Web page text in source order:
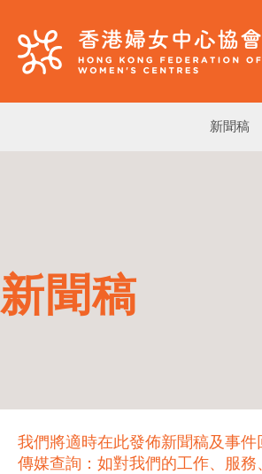
新聞稿
新聞稿
我們將適時在此發佈新聞稿及事件
傳媒查詢：如對我們的工作、服務